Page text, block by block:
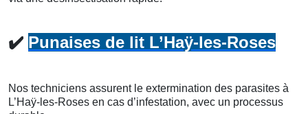
✔️ Punaises de lit L’Haÿ-les-Roses
Nos techniciens assurent le extermination des parasites à
L’Haÿ-les-Roses en cas d’infestation, avec un processus